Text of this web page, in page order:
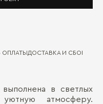
ОПЛАТЫДОСТАВКА И СБОРКА
в светлых
атмосферу.